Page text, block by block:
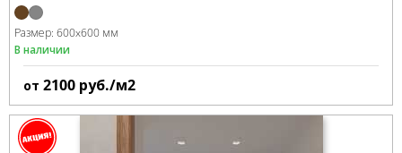
Размер: 600x600 мм
В наличии
от 2100 руб./м2